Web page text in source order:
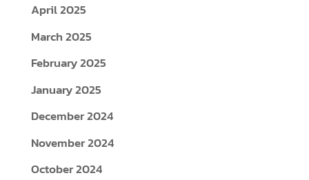
April 2025
March 2025
February 2025
January 2025
December 2024
November 2024
October 2024